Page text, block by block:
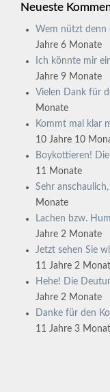
Neueste
Wem nützt denn
Jahre 6 Monate
Ich könnte mir
Jahre 9 Monate
Vielen Dank für
Monate
Kommt mal klar
10 Jahre 10
Boykottieren!
11 Monate
Sehr
Monate
Lachen bzw.
Jahre 2 Monate
Jetzt sehen Sie
11 Jahre 2
Hehe! Die
Jahre 2 Monate
Danke für den
11 Jahre 3